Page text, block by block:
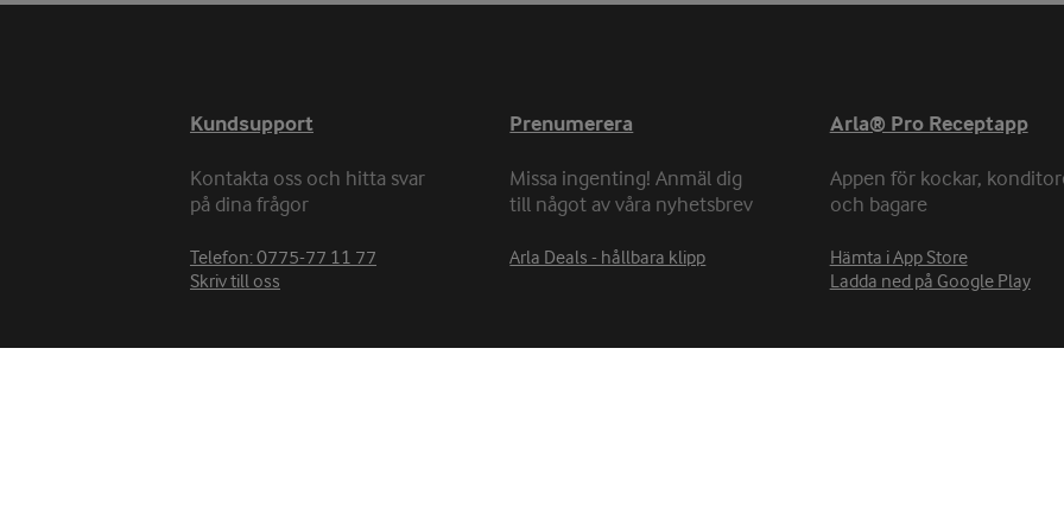
Kundsupport
Kontakta oss och hitta svar
på dina frågor
Telefon: 0775-77 11 77
Skriv till oss
Prenumerera
Missa ingenting! Anmäl dig
till något av våra nyhetsbrev
Arla Deals - hållbara klipp
Arla® Pro Receptapp
Appen för kockar,
och bagare
Hämta i App Store
Ladda ned på Google Play